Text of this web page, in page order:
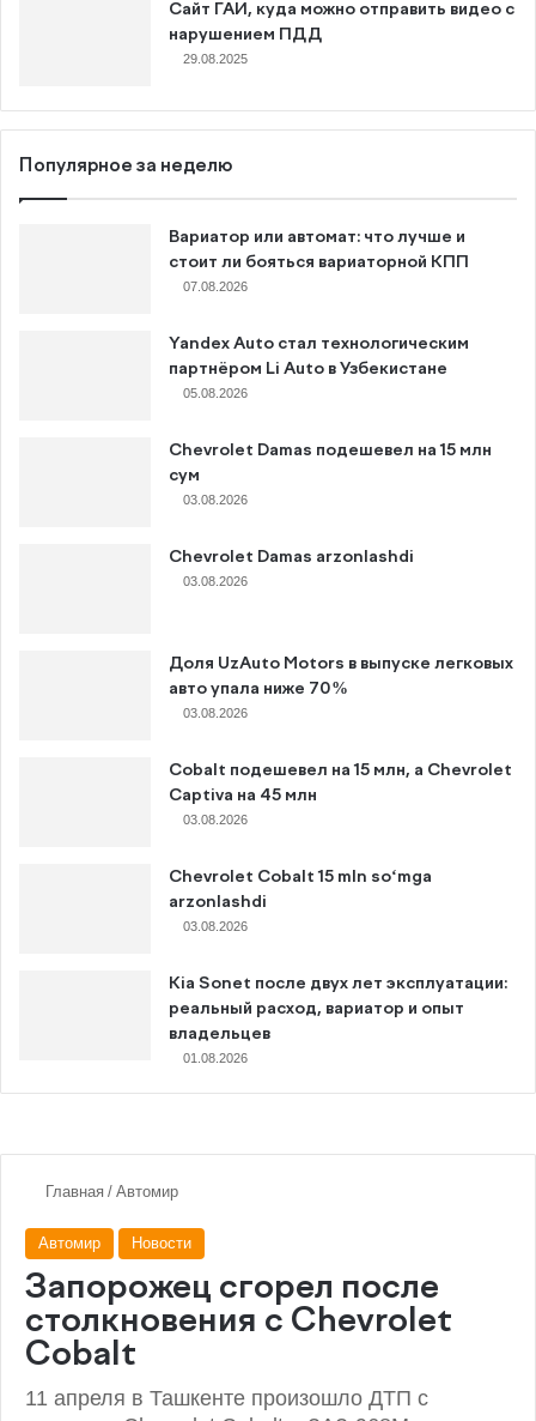
Сайт ГАИ, куда можно отправить видео с
нарушением ПДД
29.08.2025
Популярное за неделю
Вариатор или автомат: что лучше и
стоит ли бояться вариаторной КПП
07.08.2026
Yandex Auto стал технологическим
партнёром Li Auto в Узбекистане
05.08.2026
Chevrolet Damas подешевел на 15 млн
сум
03.08.2026
Chevrolet Damas arzonlashdi
03.08.2026
Доля UzAuto Motors в выпуске легковых
авто упала ниже 70%
03.08.2026
Cobalt подешевел на 15 млн, а Chevrolet
Captiva на 45 млн
03.08.2026
Chevrolet Cobalt 15 mln so‘mga
arzonlashdi
03.08.2026
Kia Sonet после двух лет эксплуатации:
реальный расход, вариатор и опыт
владельцев
01.08.2026